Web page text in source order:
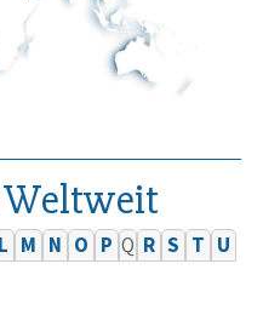
Weltweit
L M N O P Q R S T U